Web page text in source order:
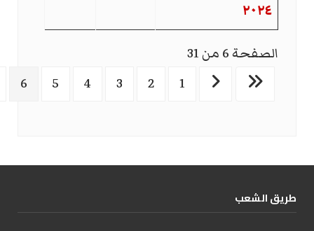
٢٠٢٤
الصفحة 6 من 31
1
2
3
4
5
6
طریق الشعب